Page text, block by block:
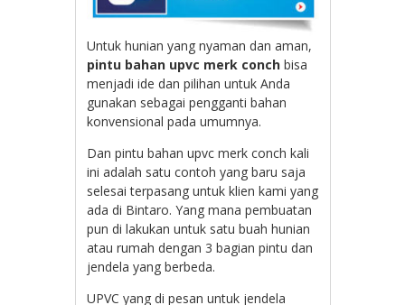
Untuk hunian yang nyaman dan aman,
pintu bahan upvc merk conch bisa
menjadi ide dan pilihan untuk Anda
gunakan sebagai pengganti bahan
konvensional pada umumnya.
Dan pintu bahan upvc merk conch kali
ini adalah satu contoh yang baru saja
selesai terpasang untuk klien kami yang
ada di Bintaro. Yang mana pembuatan
pun di lakukan untuk satu buah hunian
atau rumah dengan 3 bagian pintu dan
jendela yang berbeda.
UPVC yang di pesan untuk jendela